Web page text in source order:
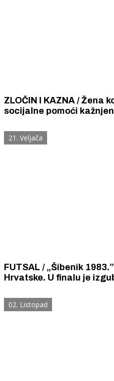
ZLOČIN I KAZNA / Žena
socijalne pomoći
21. Veljača
FUTSAL / „Šibenik
Hrvatske. U finalu je
fenomenalni uspjeh
02. Listopad